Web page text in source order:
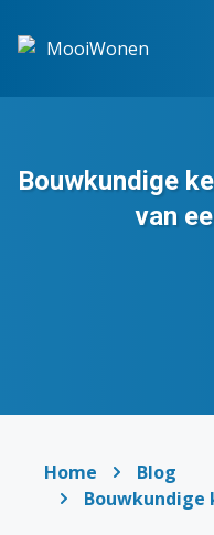
Bouwkundige
van
Home
Blog
Bouwkundige